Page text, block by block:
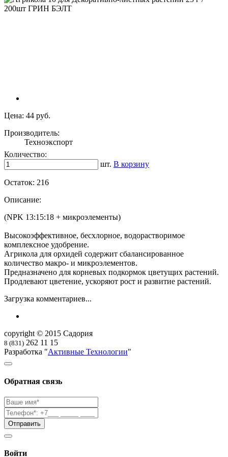
Цена: 44 руб.
Производитель:
Техноэкспорт
Количество:
шт. В корзину
Остаток: 216
Описание:
(NPK 13:15:18 + микроэлементы)
Высокоэффективное, бесхлорное, водорастворимое
комплексное удобрение.
Агрикола для орхидей содержит сбалансированное
количество макро- и микроэлементов.
Предназначено для корневых подкормок цветущих растений.
Продлевают цветение, ускоряют рост и развитие растений.
Загрузка комментариев...
copyright © 2015 Садория
8 (831) 262 11 15
Разработка "Активные Технологии"
Обратная связь
Войти